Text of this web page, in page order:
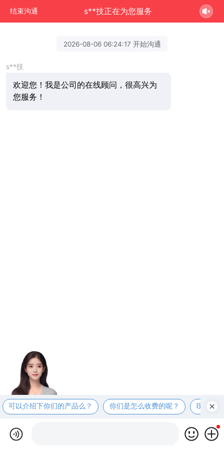
结束沟通 s**技正在为您服务
2026-08-06 06:24:17 开始沟通
s**技
欢迎您！我是公司的在线顾问，很高兴为
您服务！
可以介绍下你们的产品么？ 你们是怎么收费的呢？ 现在有